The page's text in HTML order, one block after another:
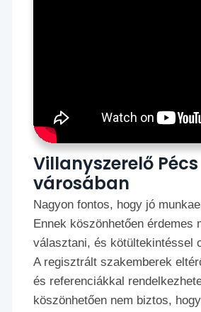
Villanyszerelő Pécs
városában
Nagyon fontos, hogy jó
Ennek köszönhetően érdemes
választani, és kötültekintéssel
A regisztrált szakemberek
és referenciákkal
köszönhetően nem biztos,